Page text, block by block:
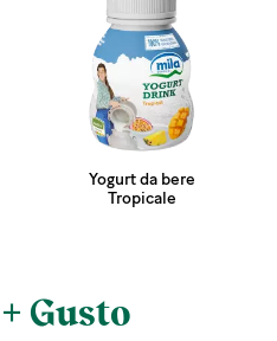
Yogurt da bere
Tropicale
Gusto